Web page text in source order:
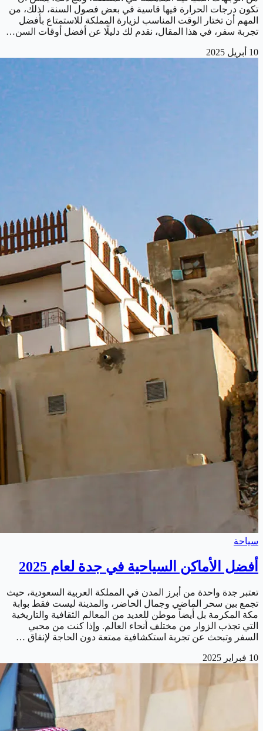
تكون درجات الحرارة فيها قاسية في بعض فصول السنة، لذلك، من
المهم أن تختار الوقت المناسب لزيارة المملكة للاستمتاع بأفضل
تجربة سفر، في هذا المقال، نقدم لك دليلًا عن أفضل أوقات السن…
10 أبريل 2025
سياحة
أفضل الأماكن السياحية في جدة لعام 2025
تعتبر جدة واحدة من أبرز المدن في المملكة العربية السعودية، حيث
تجمع بين سحر الماضي وجمال الحاضر، والمدينة ليست فقط بوابة
مكة المكرمة بل أيضاً موطن للعديد من المعالم الثقافية والتاريخية
التي تجذب الزوار من مختلف أنحاء العالم. وإذا كنت من محبي
السفر وتبحث عن تجربة استكشافية ممتعة دون الحاجة لإنفاق …
10 فبراير 2025